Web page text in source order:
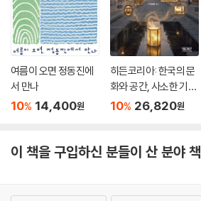
여름이 오면 정동진에
서 만나
10% 14,400원
히든코리아: 한국의 문
화와 공간, 사소한 기적
들
10% 26,820원
이 책을 구입하신 분들이 산 분야 책